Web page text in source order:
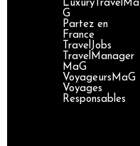
LuxuryTravelMa
G
Partez en
France
TravelJobs
TravelManager
MaG
VoyageursMaG
Voyages
Responsables